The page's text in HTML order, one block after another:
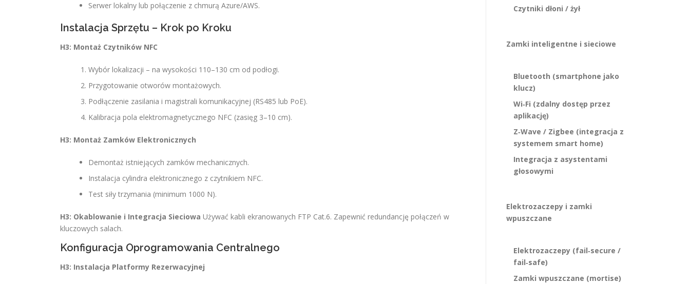
Serwer lokalny lub połączenie z chmurą Azure/AWS.
Instalacja Sprzętu – Krok po Kroku
H3: Montaż Czytników NFC
Wybór lokalizacji – na wysokości 110–130 cm od podłogi.
Przygotowanie otworów montażowych.
Podłączenie zasilania i magistrali komunikacyjnej (RS485 lub PoE).
Kalibracja pola elektromagnetycznego NFC (zasięg 3–10 cm).
H3: Montaż Zamków Elektronicznych
Demontaż istniejących zamków mechanicznych.
Instalacja cylindra elektronicznego z czytnikiem NFC.
Test siły trzymania (minimum 1000 N).
H3: Okablowanie i Integracja Sieciowa Używać kabli ekranowanych FTP Cat.6. Zapewnić redundancję połączeń w
kluczowych salach.
Konfiguracja Oprogramowania Centralnego
H3: Instalacja Platformy Rezerwacyjnej
Czytniki dłoni / żył
Zamki inteligentne i sieciowe
Bluetooth (smartphone jako
klucz)
Wi‑Fi (zdalny dostęp przez
aplikację)
Z‑Wave / Zigbee (integracja z
systemem smart home)
Integracja z asystentami
głosowymi
Elektrozaczepy i zamki
wpuszczane
Elektrozaczepy (fail‑secure /
fail‑safe)
Zamki wpuszczane (mortise)